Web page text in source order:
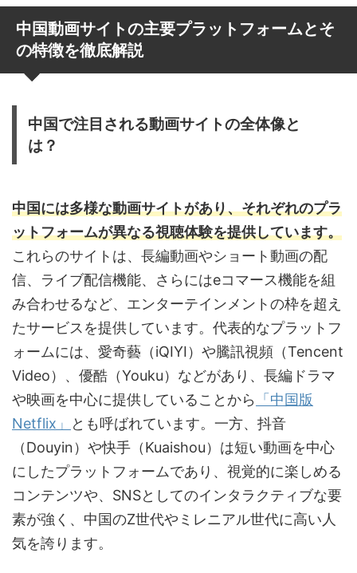
中国動画サイトの主要プラットフォームとそ
の特徴を徹底解説
中国で注目される動画サイトの全体像と
は？
中国には多様な動画サイトがあり、それぞれのプラ
ットフォームが異なる視聴体験を提供しています。
これらのサイトは、長編動画やショート動画の配
信、ライブ配信機能、さらにはeコマース機能を組
み合わせるなど、エンターテインメントの枠を超え
たサービスを提供しています。代表的なプラットフ
ォームには、愛奇藝（iQIYI）や騰訊視頻（Tencent
Video）、優酷（Youku）などがあり、長編ドラマ
や映画を中心に提供していることから
「中国版
Netflix」
とも呼ばれています。一方、抖音
（Douyin）や快手（Kuaishou）は短い動画を中心
にしたプラットフォームであり、視覚的に楽しめる
コンテンツや、SNSとしてのインタラクティブな要
素が強く、中国のZ世代やミレニアル世代に高い人
気を誇ります。